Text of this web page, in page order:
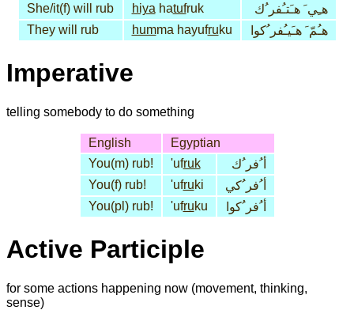
She/it(f) will rub
hiya hatufruk
هـِي َ هـَتـُفر ُك
They will rub
humma hayufruku هـُمّ َ هـَيـُفر ُكوا
Imperative
telling somebody to do something
English
Egyptian
You(m) rub!
'ufruk
أ ُفر ُك
You(f) rub!
'ufruki
أ ُفر ُكي
You(pl) rub!
'ufruku أ ُفر ُكوا
Active Participle
for some actions happening now (movement, thinking,
sense)